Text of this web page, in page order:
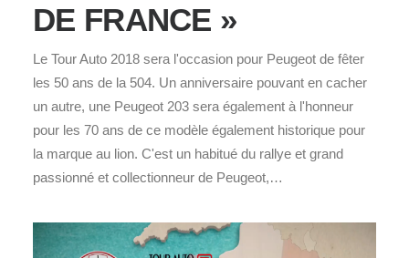
DE FRANCE »
Le Tour Auto 2018 sera l'occasion pour Peugeot de fêter
les 50 ans de la 504. Un anniversaire pouvant en cacher
un autre, une Peugeot 203 sera également à l'honneur
pour les 70 ans de ce modèle également historique pour
la marque au lion. C'est un habitué du rallye et grand
passionné et collectionneur de Peugeot,…